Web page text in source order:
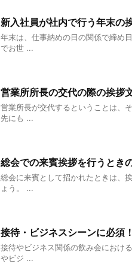
新入社員が社内で行う年末の
年末は、仕事納めの日の関係で締め
でお世 ...
営業所所長の交代の際の挨拶
営業所長が交代するということは、
先にも ...
総会での来賓挨拶を行うとき
総会に来賓として招かれたときは、
ょう。 ...
接待・ビジネスシーンに必須
接待やビジネス関係の飲み会におけ
やビジ ...